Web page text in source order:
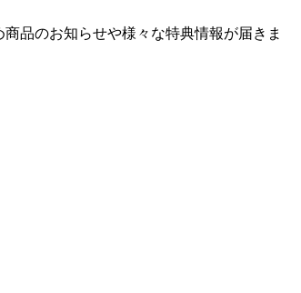
品のお知らせや様々な特典情報が届きま